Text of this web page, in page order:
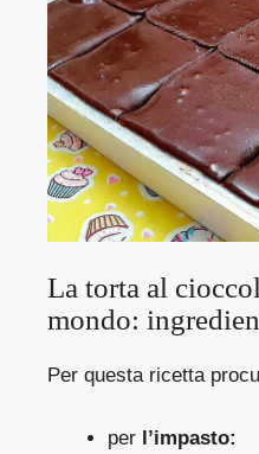
La torta al
mondo:
Per questa ricetta
per l’impasto: